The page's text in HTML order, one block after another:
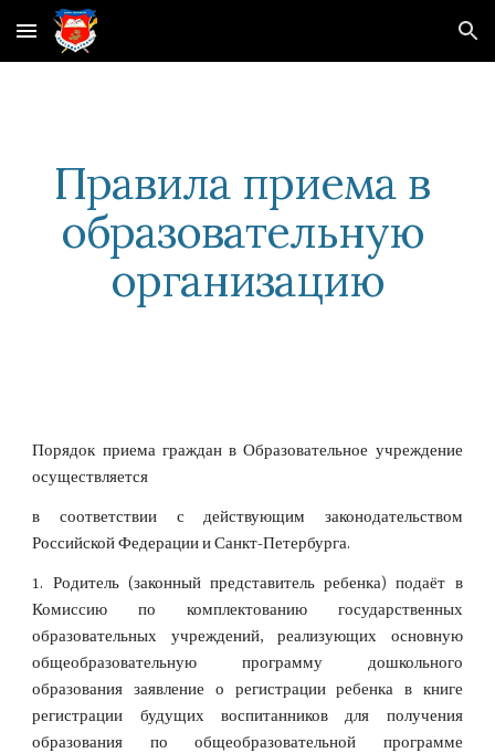
Skip to main content Skip to navigation
Правила приема в
образовательную
организацию
Порядок приема граждан в Образовательное учреждение
осуществляется
в соответствии с действующим законодательством
Российской Федерации и Санкт-Петербурга.
1. Родитель (законный представитель ребенка) подаёт в
Комиссию по комплектованию государственных
образовательных учреждений, реализующих основную
общеобразовательную программу дошкольного
образования заявление о регистрации ребенка в книге
регистрации будущих воспитанников для получения
образования по общеобразовательной программе